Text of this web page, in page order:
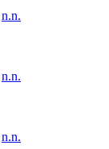
n.n.
n.n.
n.n.